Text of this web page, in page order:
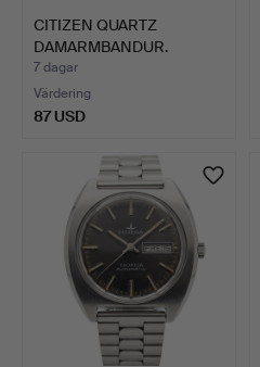
CITIZEN QUARTZ
DAMARMBANDUR.
7 dagar
Värdering
87 USD